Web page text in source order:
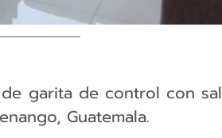
garita de control con
Guatemala.